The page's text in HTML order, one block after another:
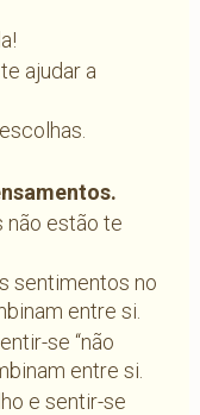
ajudar a
não estão te
sentimentos no
entre si.
se “não
entre si.
e sentir-se